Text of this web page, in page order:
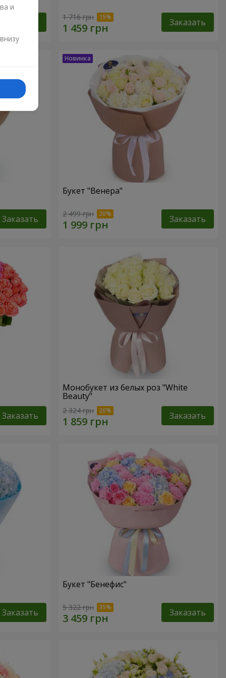
1 716 грн Заказать
Заказать
Букет "Венера"
2 499 грн Заказать
Заказать
Монобукет из белых роз "White
Beauty"
2 324 грн Заказать
Заказать
Букет "Бенефис"
5 322 грн Заказать
и